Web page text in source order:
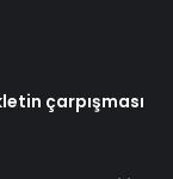
çarpışması